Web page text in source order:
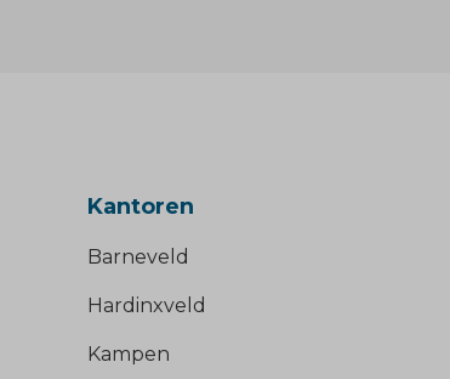
Kantoren
Barneveld
Hardinxveld
Kampen